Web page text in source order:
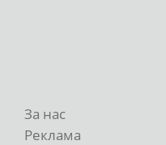
За нас
Реклама